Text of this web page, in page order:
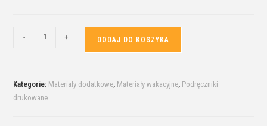
- + DODAJ DO KOSZYKA
Kategorie: Materiały dodatkowe, Materiały wakacyjne, Podręczniki
drukowane